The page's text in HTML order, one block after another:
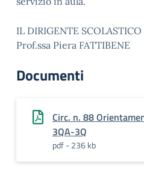
IL DIRIGENTE SCOLASTICO
Prof.ssa Piera FATTIBENE
Documenti
Circ. n. 88
3QA-3Q
pdf - 236 kb